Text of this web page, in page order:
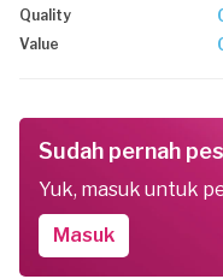
Quality
Value
Sudah pernah
Yuk, masuk untuk
Masuk